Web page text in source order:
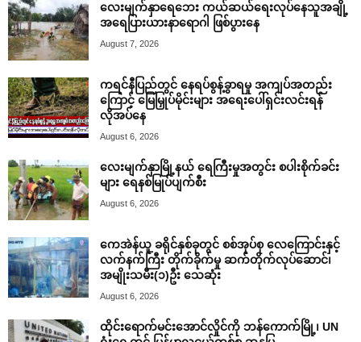
လေးမျက်နှာရေဘေး ကယ်ဆယ်ရေးလုပ်နေသူအချို့
အရေပြားယားနာရောဂါ ဖြစ်ပွားနေ
August 7, 2026
ကရင်နီပြည်တွင် နေရပ်စွန့်ခွာရမှု အကျပ်အတည်း
ကြောင့် မြေမြှုပ်မိုင်းများ အရေးပေါ်ရှင်းလင်းရန်
လိုအပ်နေ
August 6, 2026
လေးမျက်နှာမြို့နယ် ရေကြီးမှုအတွင်း စပါးစိုက်ခင်း
များ ရေနစ်မြုပ်ပျက်စီး
August 6, 2026
ကေအဲန်ယူ ခရိုင်နှစ်ခုတွင် စစ်အုပ်စု လေကြောင်းနှင့်
လက်နက်ကြီး တိုက်ခိုက်မှု ဆက်တိုက်လုပ်ဆောင်၊
အမျိုးသမီး(၁)ဦး သေဆုံး
August 6, 2026
ထိုင်းရောက်မင်းအောင်လှိုင်ကို ဘန်ကောက်မြို့၊ UN